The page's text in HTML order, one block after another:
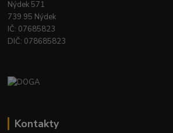
Nýdek 571
739 95 Nýdek
IČ: 07685823
DIČ: 078685823
Kontakty